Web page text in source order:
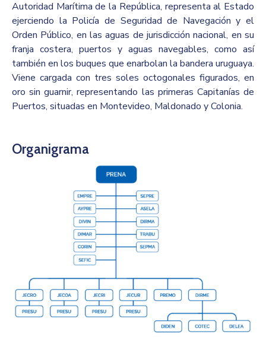
Autoridad Marítima de la República, representa al Estado
ejerciendo la Policía de Seguridad de Navegación y el
Orden Público, en las aguas de jurisdicción nacional, en su
franja costera, puertos y aguas navegables, como así
también en los buques que enarbolan la bandera uruguaya.
Viene cargada con tres soles octogonales figurados, en
oro sin guarnir, representando las primeras Capitanías de
Puertos, situadas en Montevideo, Maldonado y Colonia.
Organigrama